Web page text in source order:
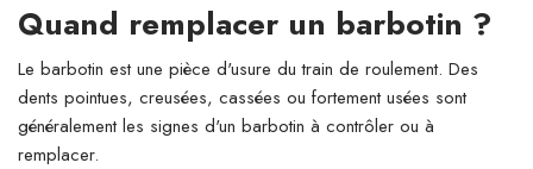
Quand remplacer un barbotin ?
Le barbotin est une pièce d'usure du train de roulement. Des
dents pointues, creusées, cassées ou fortement usées sont
généralement les signes d'un barbotin à contrôler ou à
remplacer.